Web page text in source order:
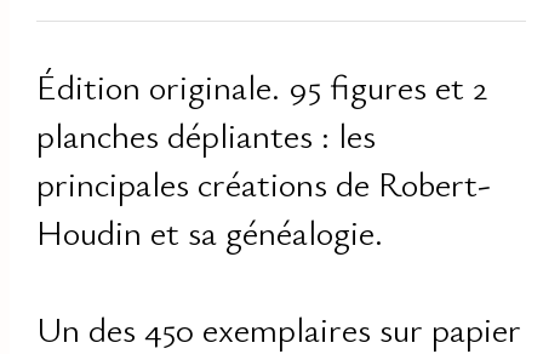
Édition originale. 95 figures et 2
planches dépliantes : les
principales créations de Robert-
Houdin et sa généalogie.
Un des 450 exemplaires sur papier